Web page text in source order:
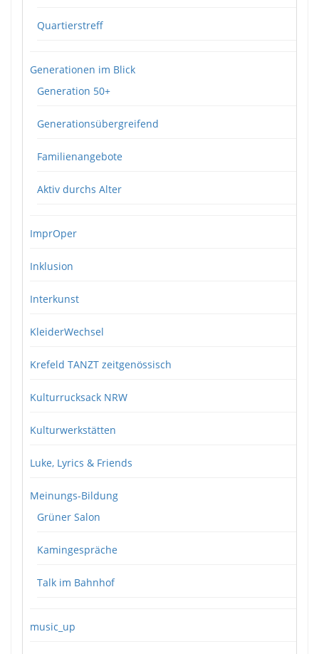
Quartierstreff
Generationen im Blick
Generation 50+
Generationsübergreifend
Familienangebote
Aktiv durchs Alter
ImprOper
Inklusion
Interkunst
KleiderWechsel
Krefeld TANZT zeitgenössisch
Kulturrucksack NRW
Kulturwerkstätten
Luke, Lyrics & Friends
Meinungs-Bildung
Grüner Salon
Kamingespräche
Talk im Bahnhof
music_up